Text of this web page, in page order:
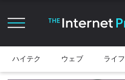
ハイテク ウェブ ライフ